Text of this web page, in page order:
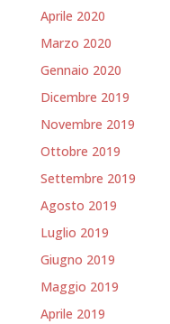
Aprile 2020
Marzo 2020
Gennaio 2020
Dicembre 2019
Novembre 2019
Ottobre 2019
Settembre 2019
Agosto 2019
Luglio 2019
Giugno 2019
Maggio 2019
Aprile 2019